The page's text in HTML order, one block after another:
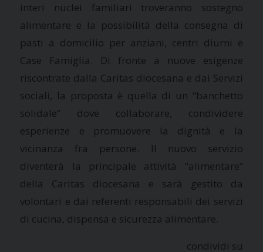
interi nuclei familiari troveranno sostegno
alimentare e la possibilità della consegna di
pasti a domicilio per anziani, centri diurni e
Case Famiglia. Di fronte a nuove esigenze
riscontrate dalla Caritas diocesana e dai Servizi
sociali, la proposta è quella di un “banchetto
solidale” dove collaborare, condividere
esperienze e promuovere la dignità e la
vicinanza fra persone. Il nuovo servizio
diventerà la principale attività “alimentare”
della Caritas diocesana e sarà gestito da
volontari e dai referenti responsabili dei servizi
di cucina, dispensa e sicurezza alimentare.
condividi su